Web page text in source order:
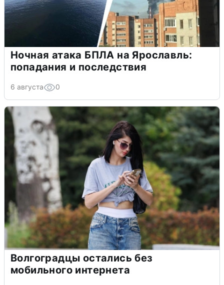
Ночная атака БПЛА на Ярославль:
попадания и последствия
6 августа 0
Волгоградцы остались без
мобильного интернета